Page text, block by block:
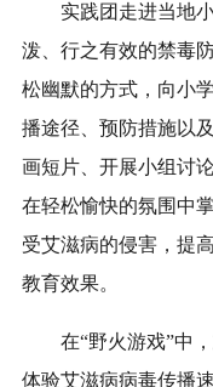
实践团走进当地
泼、行之有效的禁毒
松幽默的方式，向小
播途径、预防措施以
画短片、开展小组讨
在轻松愉快的氛围中
受艾滋病的侵害，提
教育效果。
在“野火游戏”中
体验艾滋病病毒传播